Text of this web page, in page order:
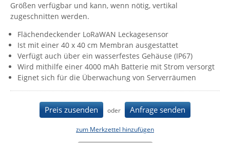
Icron
IEC Lock
Ihse
Kerlink
Kramer Electronics
KVM TEC
Legrand
LigoWave
Größen verfügbar und kann, wenn nötig, vertikal
zugeschnitten werden.
Flächendeckender LoRaWAN Leckagesensor
Ist mit einer 40 x 40 cm Membran ausgestattet
Verfügt auch über ein wasserfestes Gehäuse (IP67)
Wird mithilfe einer 4000 mAh Batterie mit Strom versorgt
Eignet sich für die Überwachung von Serverräumen
Preis zusenden oder Anfrage senden
zum Merkzettel hinzufügen